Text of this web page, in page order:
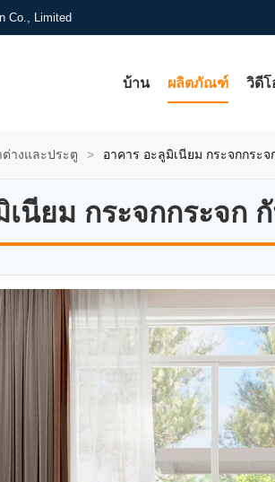
Co., Limited
บ้าน ผลิตภัณฑ์ วิดีโ
างและประตู > อาคาร อะลูมิเนียม กระจกกระ
เนียม กระจกกระจก
เนียม กระจกกระจก